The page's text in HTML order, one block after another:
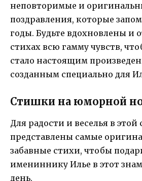
неповторимые и
поздравления, которые
годы. Будьте вдохновлены и
стихах всю гамму чувств,
стало настоящим
созданным специально для
Стишки на юморной
Для радости и веселья в этой
представлены самые
забавные стихи, чтобы
имениннику Илье в этот
день.